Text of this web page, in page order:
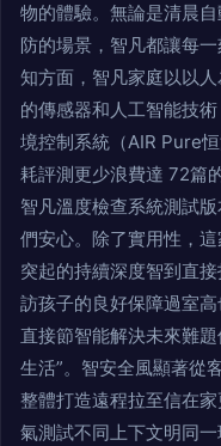
物的體驗。無論是清
防的場景，智凡都讓每一
知方面，智凡家庭以
的傳感器和人工智能技術
境控制系統（AIR Pure
耗評測更少浪費達 72篇
智凡溫度檢查系統測試
們安心。除了實用性
突起的持續深度智到直
訪孩子的良好保障過室
直接節智能解決未來難
生活”。智安全風顯著
整體打造遠程拉至信在家
氣測試不同上下文明同